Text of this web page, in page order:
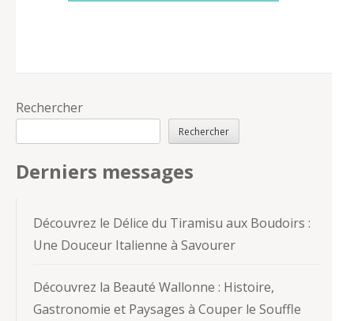
Rechercher
Rechercher
Derniers messages
Découvrez le Délice du Tiramisu aux Boudoirs :
Une Douceur Italienne à Savourer
Découvrez la Beauté Wallonne : Histoire,
Gastronomie et Paysages à Couper le Souffle